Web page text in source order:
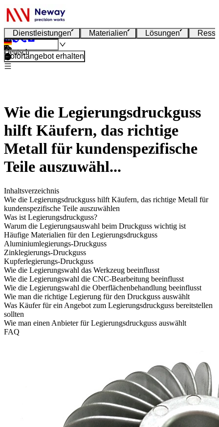
Dienstleistungen Materialien Lösungen
Deutsch
Sofortangebot erhalten
Wie die Legierungsdruckguss
hilft Käufern, das richtige
Metall für kundenspezifische
Teile auszuwähl...
Inhaltsverzeichnis
Wie die Legierungsdruckguss hilft Käufern, das richtige Metall für
kundenspezifische Teile auszuwählen
Was ist Legierungsdruckguss?
Warum die Legierungsauswahl beim Druckguss wichtig ist
Häufige Materialien für den Legierungsdruckguss
Aluminiumlegierungs-Druckguss
Zinklegierungs-Druckguss
Kupferlegierungs-Druckguss
Wie die Legierungswahl das Werkzeug beeinflusst
Wie die Legierungswahl die CNC-Bearbeitung beeinflusst
Wie die Legierungswahl die Oberflächenbehandlung beeinflusst
Wie man die richtige Legierung für den Druckguss auswählt
Was Käufer für ein Angebot zum Legierungsdruckguss bereitstellen
sollten
Wie man einen Anbieter für Legierungsdruckguss auswählt
FAQ